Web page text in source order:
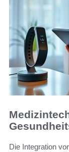
Die Integration